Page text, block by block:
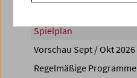
Spielplan
Vorschau Sept / Okt 2026
Regelmäßige Programme